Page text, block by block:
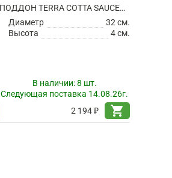
ПОДДОН TERRA COTTA SAUCER GREY
Диаметр
32 см.
Высота
4 см.
В наличии:8 шт.
Следующая поставка 14.08.26г.
2 194 ₽
shopping_cart